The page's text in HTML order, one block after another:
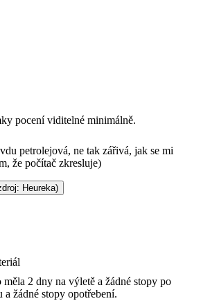
pocení viditelné minimálně.
petrolejová, ne tak zářivá, jak se mi
že počítač zkresluje)
Heureka)
2 dny na výletě a žádné stopy po
a žádné stopy opotřebení.